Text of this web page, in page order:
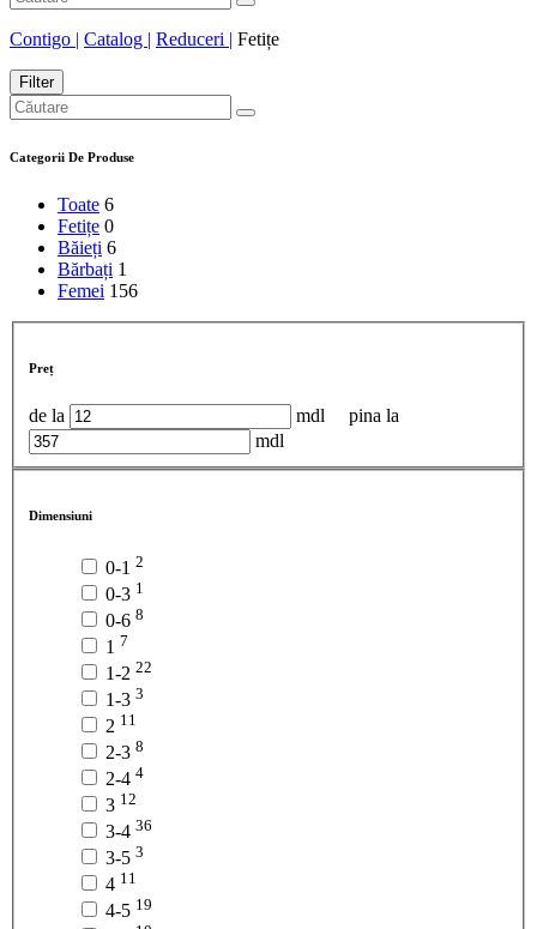
Contigo | Catalog | Reduceri | Fetițe
Filter
Categorii De Produse
Toate 6
Fetițe 0
Băieți 6
Bărbați 1
Femei 156
Preț
de la mdl pina la
mdl
Dimensiuni
0-1 2
0-3 1
0-6 8
1 7
1-2 22
1-3 3
2 11
2-3 8
2-4 4
3 12
3-4 36
3-5 3
4 11
4-5 19